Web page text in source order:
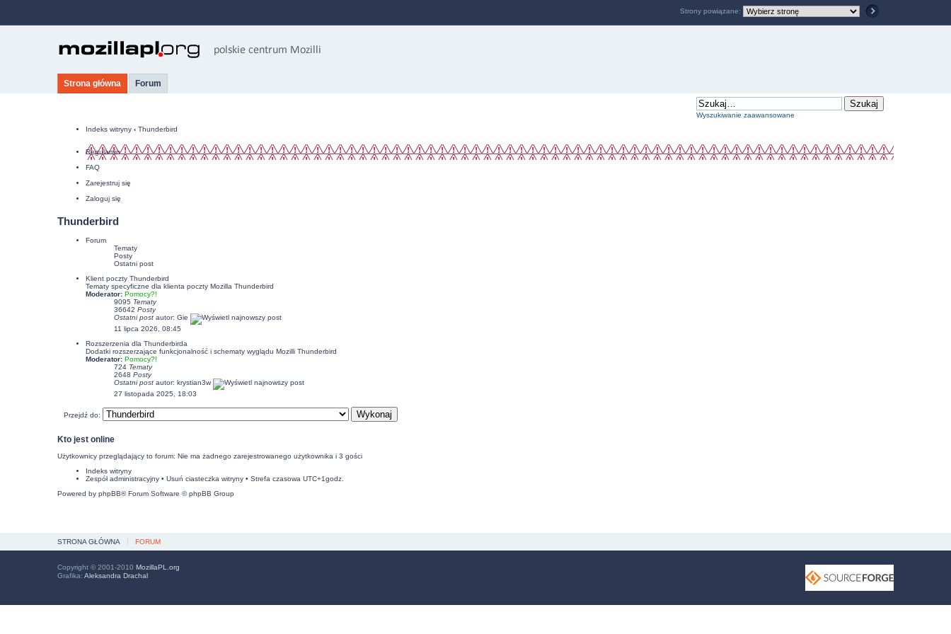
Strona główna Forum
Wyszukiwanie zaawansowane
Indeks witryny ‹ Thunderbird
Regulamin
FAQ
Zarejestruj się
Zaloguj się
Thunderbird
Forum
Tematy
Posty
Ostatni post
Klient poczty Thunderbird
Tematy specyficzne dla klienta poczty Mozilla Thunderbird
Moderator: Pomocy?!
9095 Tematy
36642 Posty
Ostatni postautor: Gie
11 lipca 2026, 08:45
Rozszerzenia dla Thunderbirda
Dodatki rozszerzające funkcjonalność i schematy wyglądu Mozilli Thunderbird
Moderator: Pomocy?!
724 Tematy
2648 Posty
Ostatni postautor: krystian3w
27 listopada 2025, 18:03
Przejdź do:
Kto jest online
Użytkownicy przeglądający to forum: Nie ma żadnego zarejestrowanego użytkownika i 3 gości
Indeks witryny
Zespół administracyjny• Usuń ciasteczka witryny• Strefa czasowa UTC+1godz.
Powered by phpBB® Forum Software © phpBB Group
Strony powiązane:
STRONA GŁÓWNA FORUM
Copyright © 2001-2010 MozillaPL.org
Grafika: Aleksandra Drachal